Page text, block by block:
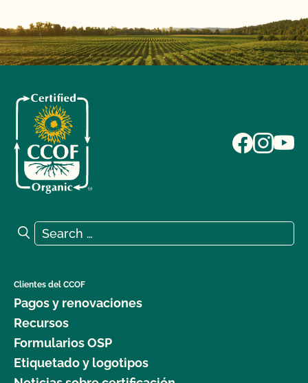
Search for:
Search
Clientes del CCOF
Pagos y renovaciones
Recursos
Formularios OSP
Etiquetado y logotipos